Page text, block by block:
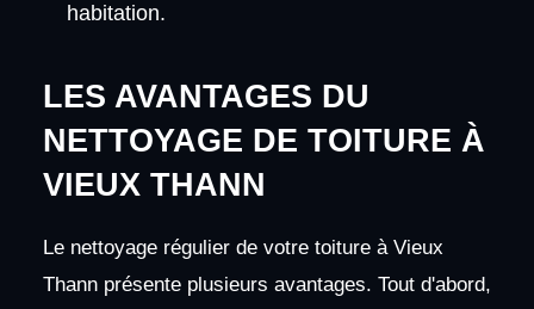
habitation.
LES AVANTAGES DU
NETTOYAGE DE TOITURE À
VIEUX THANN
Le nettoyage régulier de votre toiture à Vieux
Thann présente plusieurs avantages. Tout d'abord,